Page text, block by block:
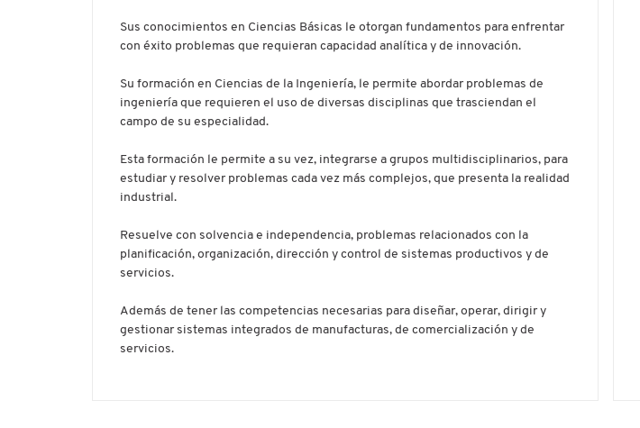
Sus conocimientos en Ciencias Básicas le otorgan fundamentos para enfrentar
con éxito problemas que requieran capacidad analítica y de innovación.
Su formación en Ciencias de la Ingeniería, le permite abordar problemas de
ingeniería que requieren el uso de diversas disciplinas que trasciendan el
campo de su especialidad.
Esta formación le permite a su vez, integrarse a grupos multidisciplinarios, para
estudiar y resolver problemas cada vez más complejos, que presenta la realidad
industrial.
Resuelve con solvencia e independencia, problemas relacionados con la
planificación, organización, dirección y control de sistemas productivos y de
servicios.
Además de tener las competencias necesarias para diseñar, operar, dirigir y
gestionar sistemas integrados de manufacturas, de comercialización y de
servicios.